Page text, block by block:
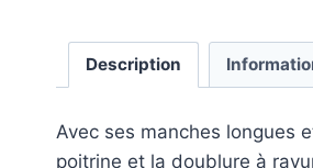
Description
Avec ses manches longues
poitrine et la doublure à